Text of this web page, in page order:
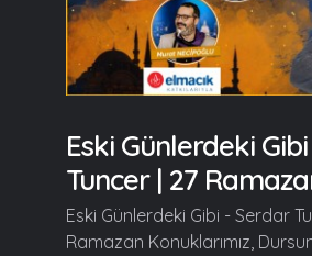
Eski Günlerdeki
Tuncer | 27
Eski Günlerdeki Gibi - Serdar
Ramazan Konuklarımız,